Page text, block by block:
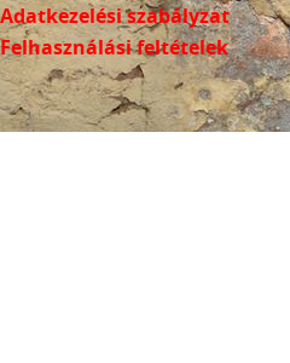
Adatkezelési szabályzat
Felhasználási feltételek